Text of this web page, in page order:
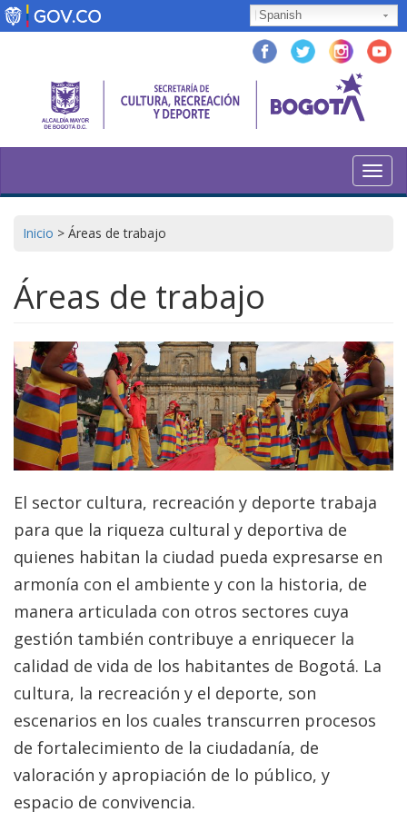
Pasar
al
Spanish
Inicio > Áreas de trabajo
Áreas de trabajo
El sector cultura, recreación y deporte trabaja
para que la riqueza cultural y deportiva de
quienes habitan la ciudad pueda expresarse en
armonía con el ambiente y con la historia, de
manera articulada con otros sectores cuya
gestión también contribuye a enriquecer la
calidad de vida de los habitantes de Bogotá. La
cultura, la recreación y el deporte, son
escenarios en los cuales transcurren procesos
de fortalecimiento de la ciudadanía, de
valoración y apropiación de lo público, y
espacio de convivencia.